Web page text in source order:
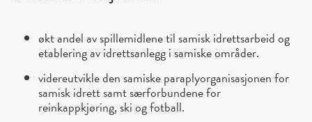
økt andel av spillemidlene til samisk idrettsarbeid og
etablering av idrettsanlegg i samiske områder.
videreutvikle den samiske paraplyorganisasjonen for
samisk idrett samt særforbundene for
reinkappkjøring, ski og fotball.